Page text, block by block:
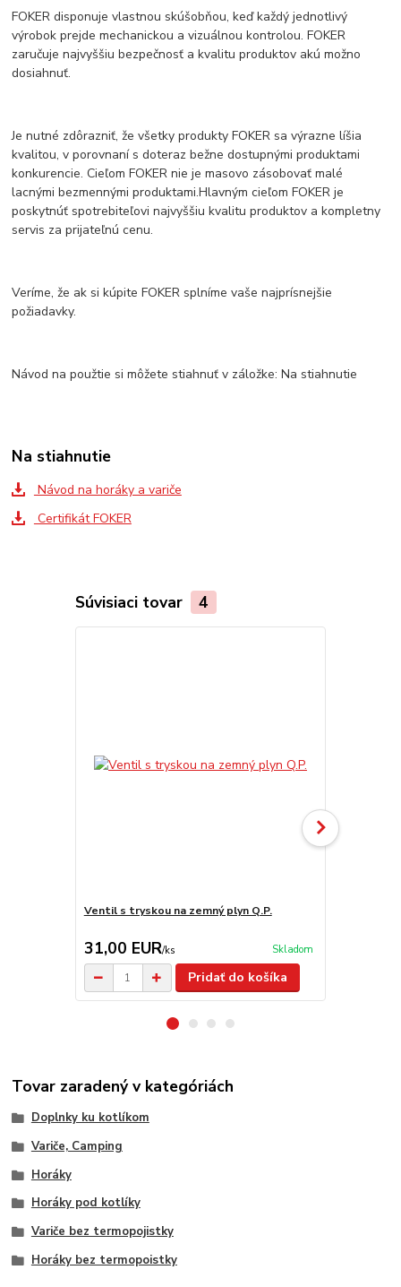
FOKER disponuje vlastnou skúšobňou, keď každý jednotlivý
výrobok prejde mechanickou a vizuálnou kontrolou. FOKER
zaručuje najvyššiu bezpečnosť a kvalitu produktov akú možno
dosiahnuť.
Je nutné zdôrazniť, že všetky produkty FOKER sa výrazne líšia
kvalitou, v porovnaní s doteraz bežne dostupnými produktami
konkurencie. Cieľom FOKER nie je masovo zásobovať malé
lacnými bezmennými produktami.Hlavným cieľom FOKER je
poskytnúť spotrebiteľovi najvyššiu kvalitu produktov a kompletny
servis za prijateľnú cenu.
Veríme, že ak si kúpite FOKER splníme vaše najprísnejšie
požiadavky.
Návod na použtie si môžete stiahnuť v záložke: Na stiahnutie
Na stiahnutie
Návod na horáky a variče
Certifikát FOKER
Súvisiaci tovar 4
Ventil s tryskou na zemný plyn Q.P.
31,00 EUR/ks Skladom
Pridať do košíka
Tovar zaradený v kategóriách
Doplnky ku kotlíkom
Variče, Camping
Horáky
Horáky pod kotlíky
Variče bez termopojistky
Horáky bez termopoistky